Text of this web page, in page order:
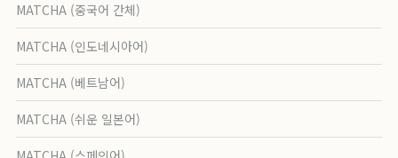
MATCHA (중국어 간체)
MATCHA (인도네시아어)
MATCHA (베트남어)
MATCHA (쉬운 일본어)